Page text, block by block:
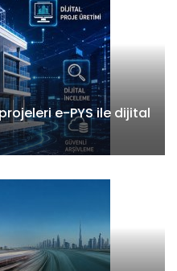
e-PYS ile dijital